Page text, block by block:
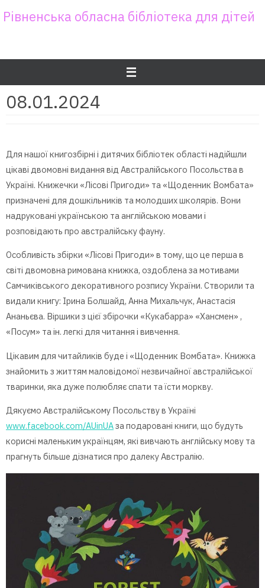
toРівненська обласна бібліотека для дітей
08.01.2024
Для нашої книгозбірні і дитячих бібліотек області надійшли
цікаві двомовні видання від Австралійського Посольства в
Україні. Книжечки «Лісові Пригоди» та «Щоденник Вомбата»
призначені для дошкільників та молодших школярів. Вони
надруковані українською та англійською мовами і
розповідають про австралійську фауну.
Особливість збірки «Лісові Пригоди» в тому, що це перша в
світі двомовна римована книжка, оздоблена за мотивами
Самчиківського декоративного розпису України. Створили та
видали книгу: Ірина Болшайд, Анна Михальчук, Анастасія
Ананьєва. Віршики з цієї збірочки «Кукабарра» «Хансмен» ,
«Посум» та ін. легкі для читання і вивчення.
Цікавим для читайликів буде і «Щоденник Вомбата». Книжка
знайомить з життям маловідомої незвичайної австралійської
тваринки, яка дуже полюбляє спати та їсти моркву.
Дякуємо Австралійському Посольству в Україні
www.facebook.com/AUinUAза подаровані книги, що будуть
корисні маленьким українцям, які вивчають англійську мову та
прагнуть більше дізнатися про далеку Австралію.